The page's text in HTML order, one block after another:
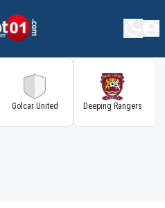
Golcar United Deeping Rangers